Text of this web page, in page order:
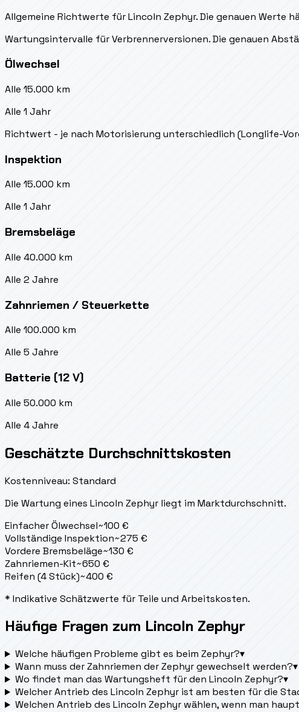
Allgemeine Richtwerte für Lincoln Zephyr. Die genauen Werte
Wartungsintervalle für Verbrennerversionen. Die genauen
Ölwechsel
Alle 15.000 km
Alle 1 Jahr
Richtwert - je nach Motorisierung unterschiedlich (Longlife-
Inspektion
Alle 15.000 km
Alle 1 Jahr
Bremsbeläge
Alle 40.000 km
Alle 2 Jahre
Zahnriemen / Steuerkette
Alle 100.000 km
Alle 5 Jahre
Batterie (12 V)
Alle 50.000 km
Alle 4 Jahre
Geschätzte Durchschnittskosten
Kostenniveau: Standard
Die Wartung eines Lincoln Zephyr liegt im Marktdurchschnitt.
Einfacher Ölwechsel~100 €
Vollständige Inspektion~275 €
Vordere Bremsbeläge~130 €
Zahnriemen-Kit~650 €
Reifen (4 Stück)~400 €
* Indikative Schätzwerte für Teile und Arbeitskosten.
Häufige Fragen zum Lincoln Zephyr
Welche häufigen Probleme gibt es beim Zephyr?▾
Wann muss der Zahnriemen der Zephyr gewechselt werden?▾
Wo findet man das Wartungsheft für den Lincoln Zephyr?▾
Welcher Antrieb des Lincoln Zephyr ist am besten für die
Welchen Antrieb des Lincoln Zephyr wählen, wenn man